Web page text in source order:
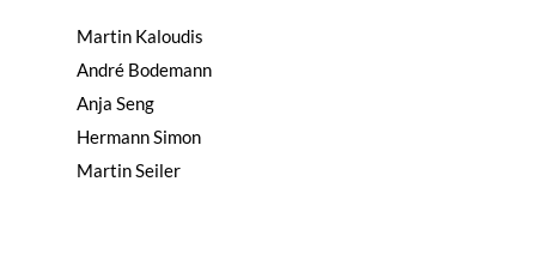
Martin Kaloudis
André Bodemann
Anja Seng
Hermann Simon
Martin Seiler